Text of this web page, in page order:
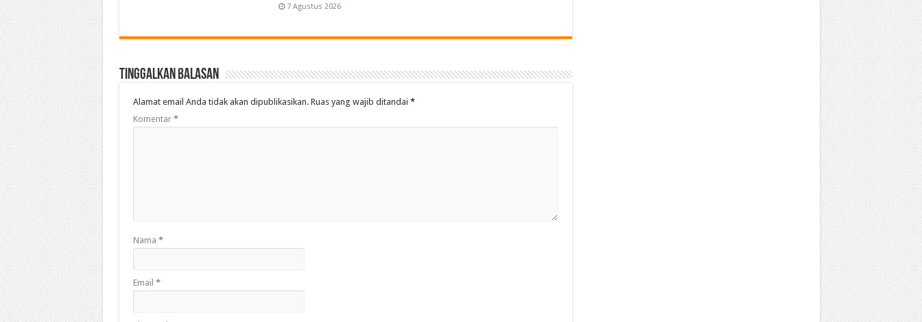
7 Agustus 2026
Tinggalkan Balasan
Alamat email Anda tidak akan dipublikasikan. Ruas yang wajib ditandai *
Komentar *
Nama *
Email *